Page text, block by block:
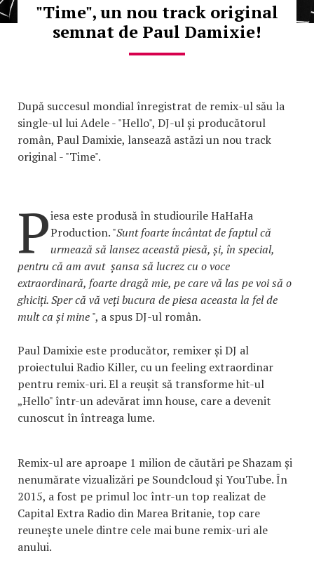
"Time", un nou track original
semnat de Paul Damixie!
După succesul mondial înregistrat de remix-ul său la
single-ul lui Adele - "Hello", DJ-ul și producătorul
român, Paul Damixie, lansează astăzi un nou track
original - "Time".
Piesa este produsă în studiourile HaHaHa
Production. "Sunt foarte încântat de faptul că
urmează să lansez această piesă, și, în special,
pentru că am avut șansa să lucrez cu o voce
extraordinară, foarte dragă mie, pe care vă las pe voi să o
ghiciți. Sper că vă veți bucura de piesa aceasta la fel de
mult ca și mine", a spus DJ-ul român.
Paul Damixie este producător, remixer și DJ al
proiectului Radio Killer, cu un feeling extraordinar
pentru remix-uri. El a reușit să transforme hit-ul
„Hello" într-un adevărat imn house, care a devenit
cunoscut în întreaga lume.
Remix-ul are aproape 1 milion de căutări pe Shazam și
nenumărate vizualizări pe Soundcloud și YouTube. În
2015, a fost pe primul loc într-un top realizat de
Capital Extra Radio din Marea Britanie, top care
reunește unele dintre cele mai bune remix-uri ale
anului.